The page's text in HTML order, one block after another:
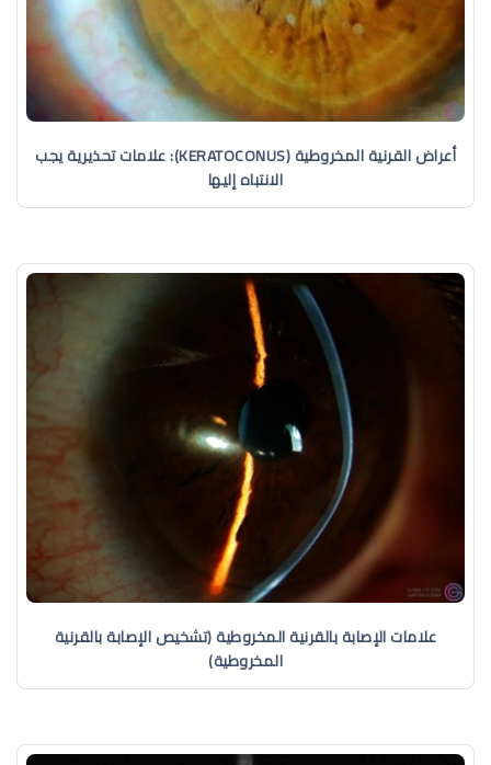
أعراض القرنية المخروطية (KERATOCONUS): علامات تحذيرية يجب
الانتباه إليها
علامات الإصابة بالقرنية المخروطية (تشخيص الإصابة بالقرنية
المخروطية)